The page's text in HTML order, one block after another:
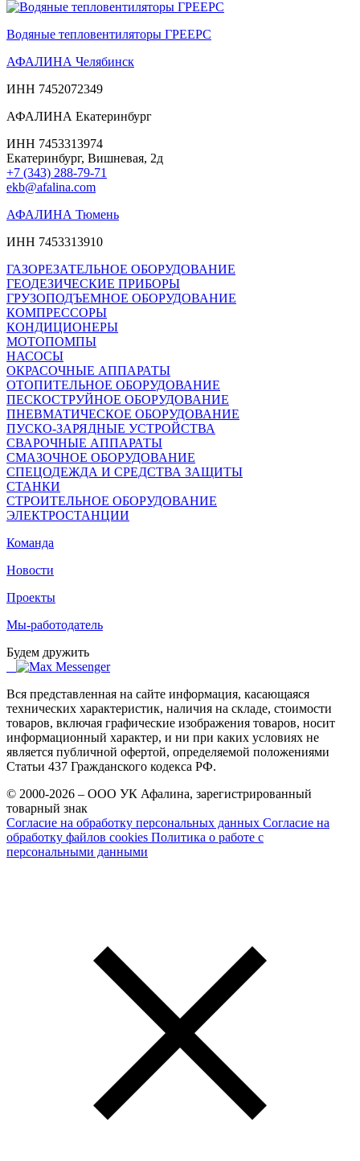
Водяные тепловентиляторы ГРЕЕРС
АФАЛИНА Челябинск
ИНН 7452072349
АФАЛИНА Екатеринбург
ИНН 7453313974
Екатеринбург, Вишневая, 2д
+7 (343) 288-79-71
ekb@afalina.com
АФАЛИНА Тюмень
ИНН 7453313910
ГАЗОРЕЗАТЕЛЬНОЕ ОБОРУДОВАНИЕ
ГЕОДЕЗИЧЕСКИЕ ПРИБОРЫ
ГРУЗОПОДЪЕМНОЕ ОБОРУДОВАНИЕ
КОМПРЕССОРЫ
КОНДИЦИОНЕРЫ
МОТОПОМПЫ
НАСОСЫ
ОКРАСОЧНЫЕ АППАРАТЫ
ОТОПИТЕЛЬНОЕ ОБОРУДОВАНИЕ
ПЕСКОСТРУЙНОЕ ОБОРУДОВАНИЕ
ПНЕВМАТИЧЕСКОЕ ОБОРУДОВАНИЕ
ПУСКО-ЗАРЯДНЫЕ УСТРОЙСТВА
СВАРОЧНЫЕ АППАРАТЫ
СМАЗОЧНОЕ ОБОРУДОВАНИЕ
СПЕЦОДЕЖДА И СРЕДСТВА ЗАЩИТЫ
СТАНКИ
СТРОИТЕЛЬНОЕ ОБОРУДОВАНИЕ
ЭЛЕКТРОСТАНЦИИ
Команда
Новости
Проекты
Мы-работодатель
Будем дружить
Вся представленная на сайте информация, касающаяся
технических характеристик, наличия на складе, стоимости
товаров, включая графические изображения товаров, носит
информационный характер, и ни при каких условиях не
является публичной офертой, определяемой положениями
Статьи 437 Гражданского кодекса РФ.
© 2000-2026 – ООО УК Афалина, зарегистрированный
товарный знак
Согласие на обработку персональных данных Согласие на
обработку файлов cookies Политика о работе с
персональными данными